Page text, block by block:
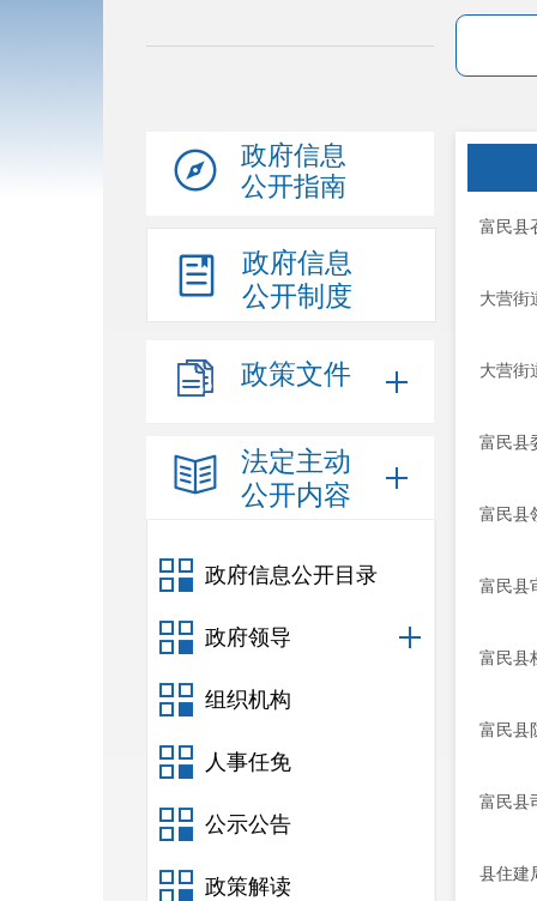
政府信息
公开指南
政府信息
公开制度
政策文件
法定主动
公开内容
政府信息公开目录
政府领导
组织机构
人事任免
公示公告
政策解读
富民县
大营街
大营街
富民县
富民县
富民县
富民县
富民县
富民县
县住建